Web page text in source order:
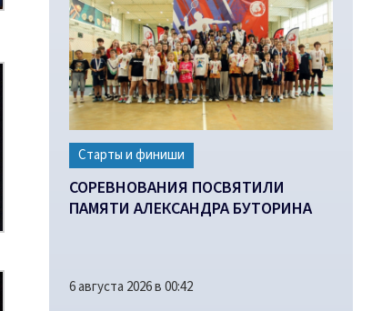
Старты и финиши
СОРЕВНОВАНИЯ ПОСВЯТИЛИ
ПАМЯТИ АЛЕКСАНДРА БУТОРИНА
6 августа 2026 в 00:42